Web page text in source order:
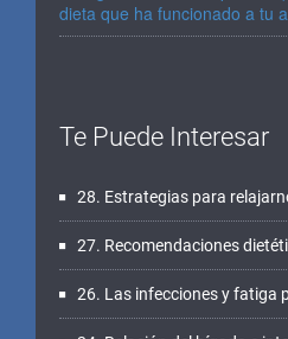
dieta que ha funcionado a tu
Te Puede Interesar
28. Estrategias para
27. Recomendaciones
26. Las infecciones y fatiga